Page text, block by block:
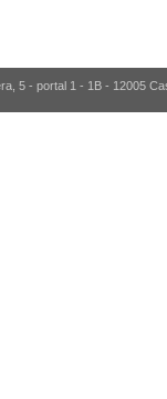
5 - portal 1 - 1B - 12005